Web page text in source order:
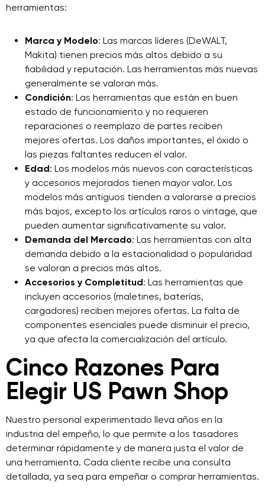
herramientas:
Marca y Modelo: Las marcas líderes (DeWALT,
Makita) tienen precios más altos debido a su
fiabilidad y reputación. Las herramientas más nuevas
generalmente se valoran más.
Condición: Las herramientas que están en buen
estado de funcionamiento y no requieren
reparaciones o reemplazo de partes reciben
mejores ofertas. Los daños importantes, el óxido o
las piezas faltantes reducen el valor.
Edad: Los modelos más nuevos con características
y accesorios mejorados tienen mayor valor. Los
modelos más antiguos tienden a valorarse a precios
más bajos, excepto los artículos raros o vintage, que
pueden aumentar significativamente su valor.
Demanda del Mercado: Las herramientas con alta
demanda debido a la estacionalidad o popularidad
se valoran a precios más altos.
Accesorios y Completitud: Las herramientas que
incluyen accesorios (maletines, baterías,
cargadores) reciben mejores ofertas. La falta de
componentes esenciales puede disminuir el precio,
ya que afecta la comercialización del artículo.
Cinco Razones Para
Elegir US Pawn Shop
Nuestro personal experimentado lleva años en la
industria del empeño, lo que permite a los tasadores
determinar rápidamente y de manera justa el valor de
una herramienta. Cada cliente recibe una consulta
detallada, ya sea para empeñar o comprar herramientas.